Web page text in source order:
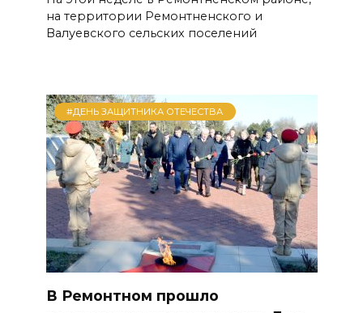
на территории Ремонтненского и
Валуевского сельских поселений
#ДЕНЬ ЗАЩИТНИКА ОТЕЧЕСТВА
В Ремонтном прошло